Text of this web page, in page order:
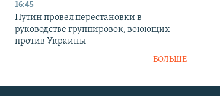
16:45
Путин провел перестановки в
руководстве группировок, воюющих
против Украины
БОЛЬШЕ